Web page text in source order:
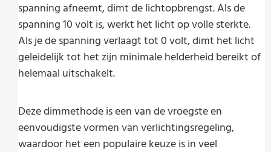
spanning afneemt, dimt de lichtopbrengst. Als de
spanning 10 volt is, werkt het licht op volle sterkte.
Als je de spanning verlaagt tot 0 volt, dimt het licht
geleidelijk tot het zijn minimale helderheid bereikt of
helemaal uitschakelt.
Deze dimmethode is een van de vroegste en
eenvoudigste vormen van verlichtingsregeling,
waardoor het een populaire keuze is in veel